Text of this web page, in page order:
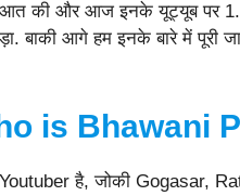
की और आज इनके यूट्यूब पर 1.5
बाकी आगे हम इनके बारे में पूरी
is Bhawani
है, जोकी Gogasar,